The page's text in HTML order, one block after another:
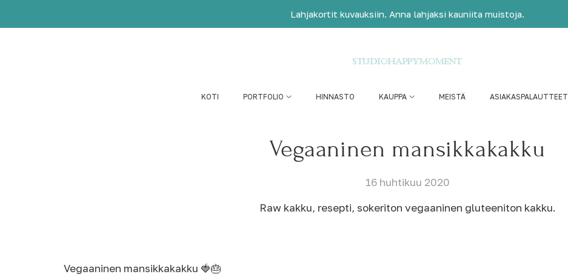
KOTI PORTFOLIO HINNASTO KAUPPA MEISTÄ ASIAKASPALAUTTEET
Vegaaninen mansikkakakku
16 huhtikuu 2020
Raw kakku, resepti, sokeriton vegaaninen gluteeniton kakku.
Vegaaninen mansikkakakku 🍓🎂
Lahjakortit kuvauksiin. Anna lahjaksi kauniita muistoja.